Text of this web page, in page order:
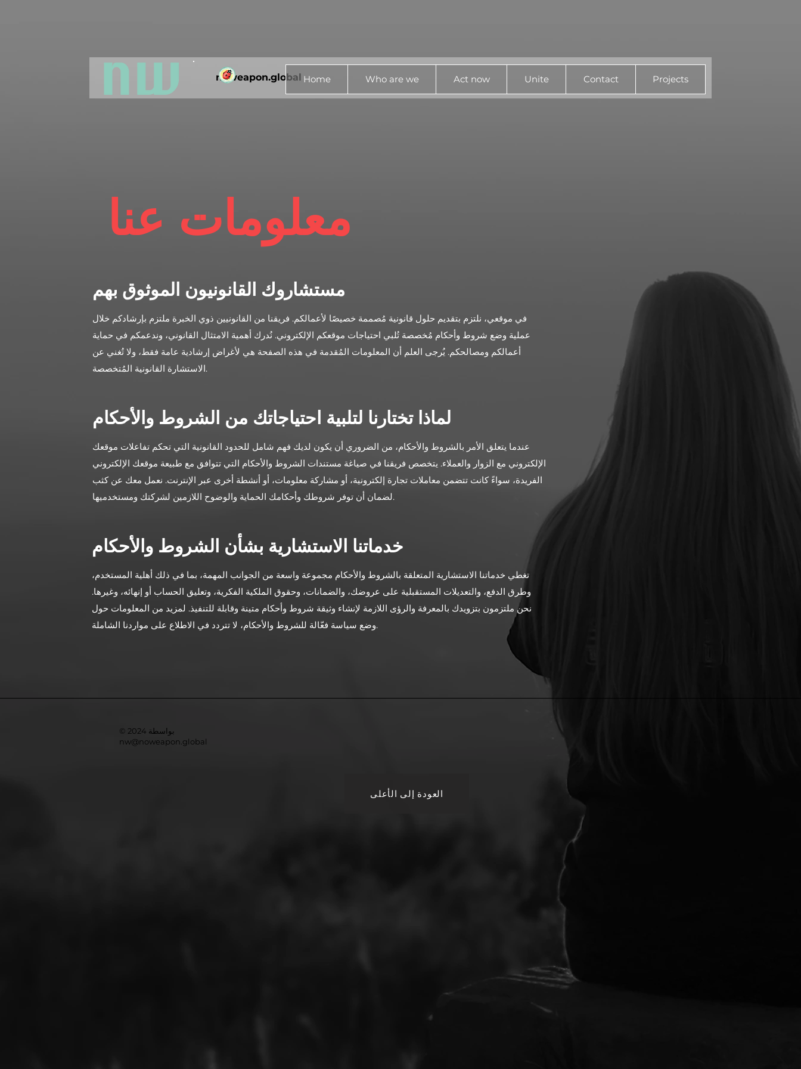
noweapon.global Home Who are we Act now Unite Contact Projects
معلومات عنا
مستشاروك القانونيون الموثوق بهم
في موقعي، نلتزم بتقديم حلول قانونية مُصممة خصيصًا لأعمالكم. فريقنا من القانونيين ذوي الخبرة ملتزم بإرشادكم خلال
عملية وضع شروط وأحكام مُخصصة تُلبي احتياجات موقعكم الإلكتروني. نُدرك أهمية الامتثال القانوني، وندعمكم في حماية
أعمالكم ومصالحكم. يُرجى العلم أن المعلومات المُقدمة في هذه الصفحة هي لأغراض إرشادية عامة فقط، ولا تُغني عن
الاستشارة القانونية المُتخصصة.
لماذا تختارنا لتلبية احتياجاتك من الشروط والأحكام
عندما يتعلق الأمر بالشروط والأحكام، من الضروري أن يكون لديك فهم شامل للحدود القانونية التي تحكم تفاعلات موقعك
الإلكتروني مع الزوار والعملاء. يتخصص فريقنا في صياغة مستندات الشروط والأحكام التي تتوافق مع طبيعة موقعك الإلكتروني
الفريدة، سواءً كانت تتضمن معاملات تجارة إلكترونية، أو مشاركة معلومات، أو أنشطة أخرى عبر الإنترنت. نعمل معك عن كثب
لضمان أن توفر شروطك وأحكامك الحماية والوضوح اللازمين لشركتك ومستخدميها.
خدماتنا الاستشارية بشأن الشروط والأحكام
تغطي خدماتنا الاستشارية المتعلقة بالشروط والأحكام مجموعة واسعة من الجوانب المهمة، بما في ذلك أهلية المستخدم،
وطرق الدفع، والتعديلات المستقبلية على عروضك، والضمانات، وحقوق الملكية الفكرية، وتعليق الحساب أو إنهائه، وغيرها.
نحن ملتزمون بتزويدك بالمعرفة والرؤى اللازمة لإنشاء وثيقة شروط وأحكام متينة وقابلة للتنفيذ. لمزيد من المعلومات حول
وضع سياسة فعّالة للشروط والأحكام، لا تتردد في الاطلاع على مواردنا الشاملة.
© 2024 بواسطة
nw@noweapon.global
العودة إلى الأعلى